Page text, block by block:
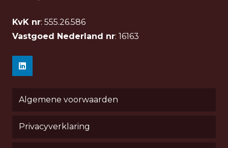
KvK nr: 555.26.586
Vastgoed Nederland nr: 16163
Algemene voorwaarden
Privacyverklaring